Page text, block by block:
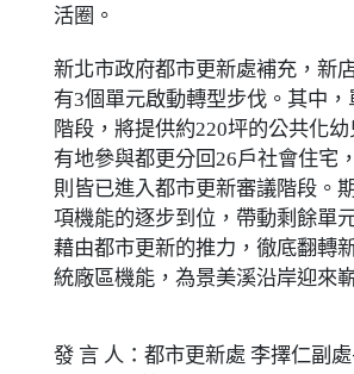
活圈。
新北市政府都市更新處補充，新
有3個單元啟動轉型步伐。其中
階段，將提供約220坪的公共化
有地參與都更分回26戶社會住宅
則皆已進入都市更新審議階段。
項機能的逐步到位，帶動剩餘單
藉由都市更新的推力，徹底翻轉
統廠區機能，為景美溪沿岸迎來
發 言 人：都市更新處 李擇仁副